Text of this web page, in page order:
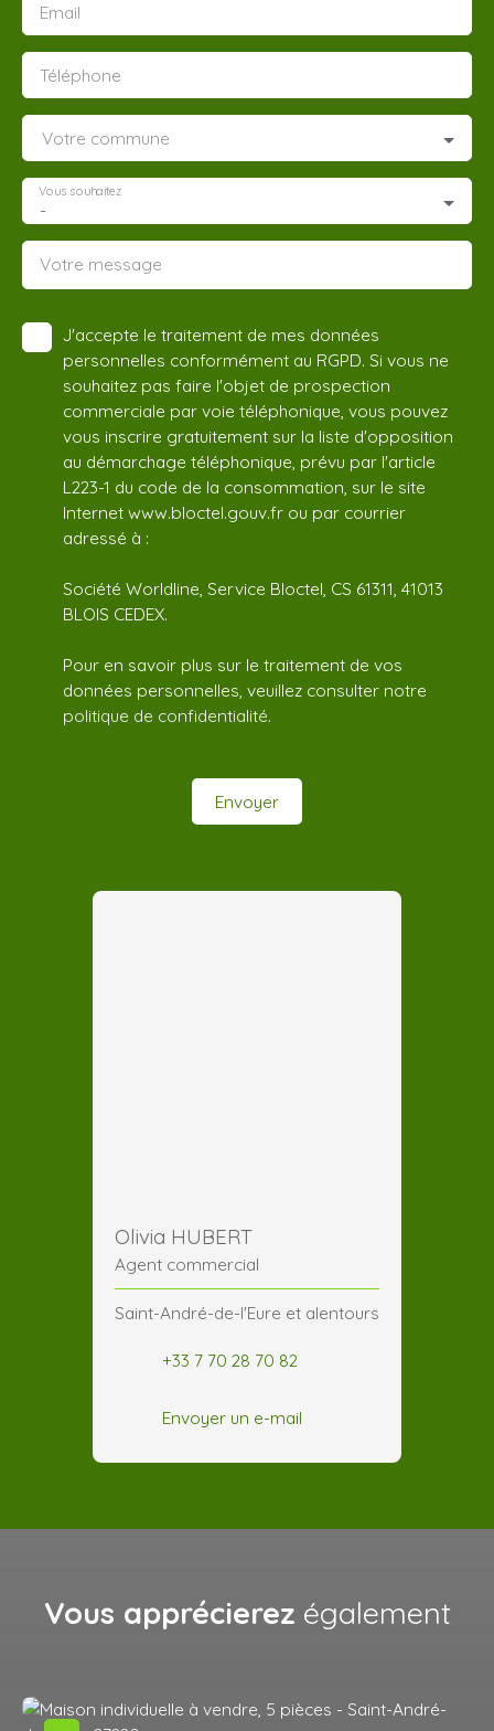
Email
Téléphone
Votre commune
-
Vous souhaitez
Votre message
J'accepte le traitement de mes données
personnelles conformément au RGPD. Si vous ne
souhaitez pas faire l'objet de prospection
commerciale par voie téléphonique, vous pouvez
vous inscrire gratuitement sur la liste d'opposition
au démarchage téléphonique, prévu par l'article
L223-1 du code de la consommation, sur le site
Internet www.bloctel.gouv.fr ou par courrier
adressé à :
Société Worldline, Service Bloctel, CS 61311, 41013
BLOIS CEDEX.
Pour en savoir plus sur le traitement de vos
données personnelles, veuillez consulter notre
politique de confidentialité.
Envoyer
Olivia HUBERT
Agent commercial
Saint-André-de-l'Eure et alentours
+33 7 70 28 70 82
Envoyer un e-mail
Vous apprécierez également